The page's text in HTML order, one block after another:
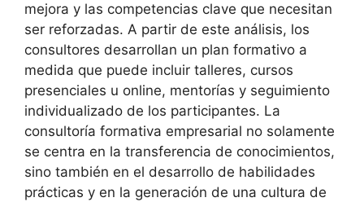
mejora y las competencias clave que necesitan
ser reforzadas. A partir de este análisis, los
consultores desarrollan un plan formativo a
medida que puede incluir talleres, cursos
presenciales u online, mentorías y seguimiento
individualizado de los participantes. La
consultoría formativa empresarial no solamente
se centra en la transferencia de conocimientos,
sino también en el desarrollo de habilidades
prácticas y en la generación de una cultura de